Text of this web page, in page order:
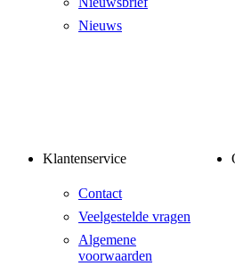
Nieuws
Klantenservice
Contact
Veelgestelde vragen
Algemene
voorwaarden